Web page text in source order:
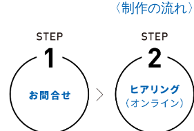
〈制作の流れ〉